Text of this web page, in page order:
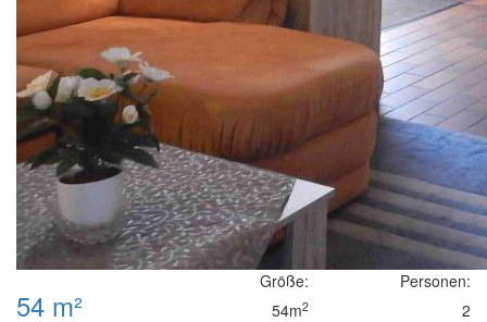
54 m²
Größe:
54m2
Personen:
2